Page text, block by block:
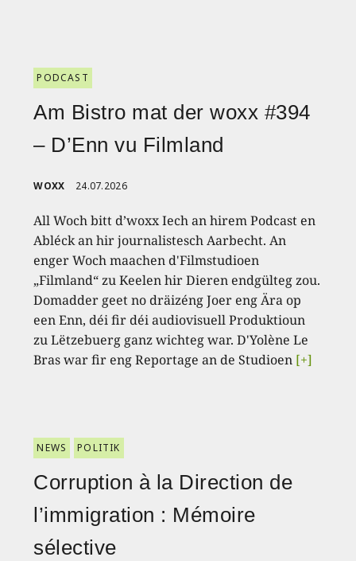
PODCAST
Am Bistro mat der woxx #394
– D’Enn vu Filmland
WOXX 24.07.2026
All Woch bitt d’woxx Iech an hirem Podcast en
Abléck an hir journalistesch Aarbecht. An
enger Woch maachen d'Filmstudioen
„Filmland“ zu Keelen hir Dieren endgülteg zou.
Domadder geet no dräizéng Joer eng Ära op
een Enn, déi fir déi audiovisuell Produktioun
zu Lëtzebuerg ganz wichteg war. D'Yolène Le
Bras war fir eng Reportage an de Studioen [+]
NEWS POLITIK
Corruption à la Direction de
l’immigration : Mémoire
sélective